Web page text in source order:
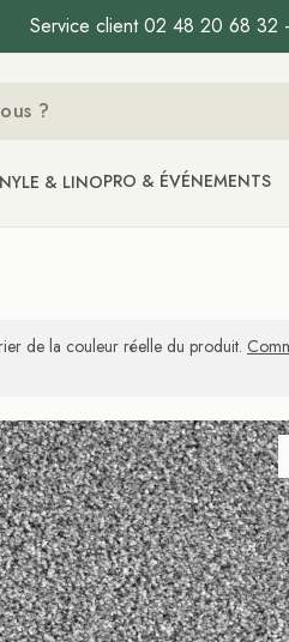
Service client 02 48 20 68 32
& LINOPRO & ÉVÉNEMENTS
de la couleur réelle du produit.